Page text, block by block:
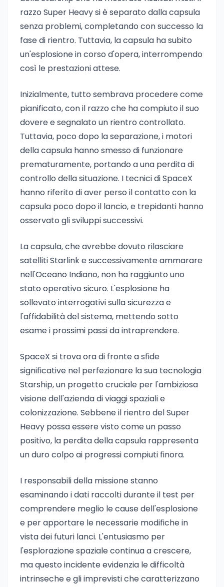
razzo Super Heavy si è separato dalla capsula
senza problemi, completando con successo la
fase di rientro. Tuttavia, la capsula ha subito
un'esplosione in corso d'opera, interrompendo
così le prestazioni attese.
Inizialmente, tutto sembrava procedere come
pianificato, con il razzo che ha compiuto il suo
dovere e segnalato un rientro controllato.
Tuttavia, poco dopo la separazione, i motori
della capsula hanno smesso di funzionare
prematuramente, portando a una perdita di
controllo della situazione. I tecnici di SpaceX
hanno riferito di aver perso il contatto con la
capsula poco dopo il lancio, e trepidanti hanno
osservato gli sviluppi successivi.
La capsula, che avrebbe dovuto rilasciare
satelliti Starlink e successivamente ammarare
nell'Oceano Indiano, non ha raggiunto uno
stato operativo sicuro. L'esplosione ha
sollevato interrogativi sulla sicurezza e
l'affidabilità del sistema, mettendo sotto
esame i prossimi passi da intraprendere.
SpaceX si trova ora di fronte a sfide
significative nel perfezionare la sua tecnologia
Starship, un progetto cruciale per l'ambiziosa
visione dell'azienda di viaggi spaziali e
colonizzazione. Sebbene il rientro del Super
Heavy possa essere visto come un passo
positivo, la perdita della capsula rappresenta
un duro colpo ai progressi compiuti finora.
I responsabili della missione stanno
esaminando i dati raccolti durante il test per
comprendere meglio le cause dell'esplosione
e per apportare le necessarie modifiche in
vista dei futuri lanci. L'entusiasmo per
l'esplorazione spaziale continua a crescere,
ma questo incidente evidenzia le difficoltà
intrinseche e gli imprevisti che caratterizzano